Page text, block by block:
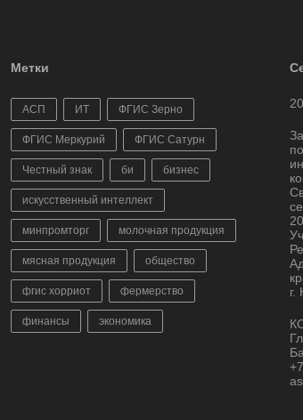
Метки
АСП ИТ ФГИС Зерно
ФГИС Меркурий ФГИС Сатурн
Честный знак би бизнес
искусственный интеллект
минпромторг молочная продукция
мясная продукция общество
фгис хорриот фермерство
финансы экономика
г.